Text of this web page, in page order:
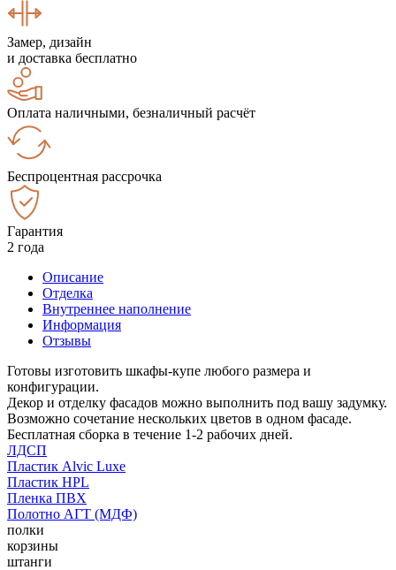
Замер, дизайн
и доставка бесплатно
Оплата наличными, безналичный расчёт
Беспроцентная рассрочка
Гарантия
2 года
Описание
Отделка
Внутреннее наполнение
Информация
Отзывы
Готовы изготовить шкафы-купе любого размера и
конфигурации.
Декор и отделку фасадов можно выполнить под вашу задумку.
Возможно сочетание нескольких цветов в одном фасаде.
Бесплатная сборка в течение 1-2 рабочих дней.
ЛДСП
Пластик Alvic Luxe
Пластик HPL
Пленка ПВХ
Полотно АГТ (МДФ)
полки
корзины
штанги